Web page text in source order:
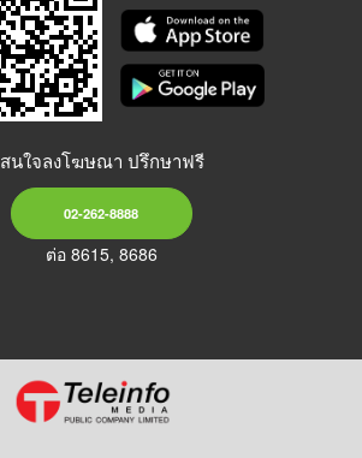
สนใจลงโฆษณา ปรึกษาฟรี
02-262-8888
ต่อ 8615, 8686